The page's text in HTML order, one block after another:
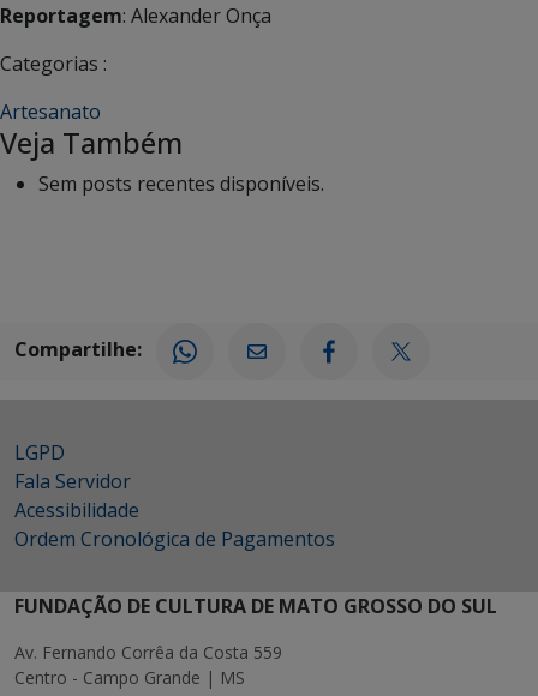
Reportagem: Alexander Onça
Categorias :
Artesanato
Veja Também
Sem posts recentes disponíveis.
Compartilhe:
LGPD
Fala Servidor
Acessibilidade
Ordem Cronológica de Pagamentos
FUNDAÇÃO DE CULTURA DE MATO GROSSO DO SUL
Av. Fernando Corrêa da Costa 559
Centro - Campo Grande | MS